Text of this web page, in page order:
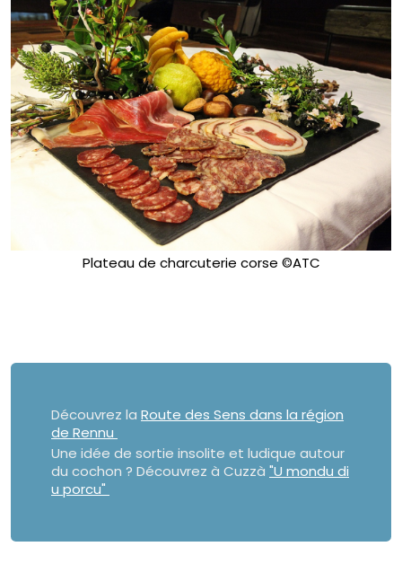
Plateau de charcuterie corse ©ATC
Découvrez la Route des Sens dans la région
de Rennu
Une idée de sortie insolite et ludique autour
du cochon ? Découvrez à Cuzzà "U mondu di
u porcu"